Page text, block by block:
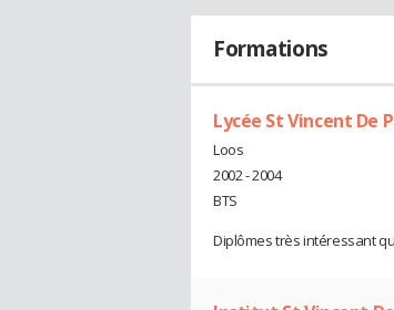
Formations
Lycée St Vincent De
Loos
2002 - 2004
BTS
Diplômes très intéressant